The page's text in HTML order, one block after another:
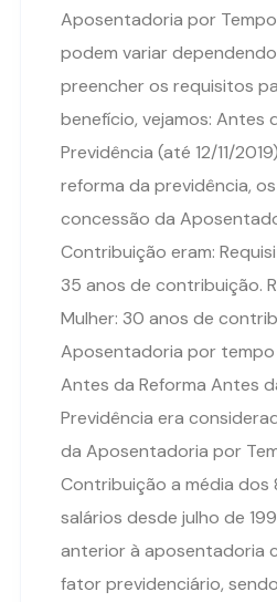
Aposentadoria por
podem variar
preencher os requisitos
benefício, vejamos: Antes
Previdência (até 12/11/
reforma da previdência,
concessão da
Contribuição eram:
35 anos de contribuição.
Mulher: 30 anos de
Aposentadoria por
Antes da Reforma Antes
Previdência era
da Aposentadoria por
Contribuição a média dos
salários desde julho de
anterior à aposentadoria
fator previdenciário,